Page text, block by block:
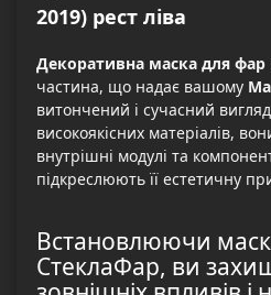
2019) рест ліва
Декоративна маска для фар
частина, що надає вашому
витончений і сучасний
високоякісних матеріалів,
внутрішні модулі та
підкреслюють її естетичну
Встановлюючи
СтеклаФар, ви